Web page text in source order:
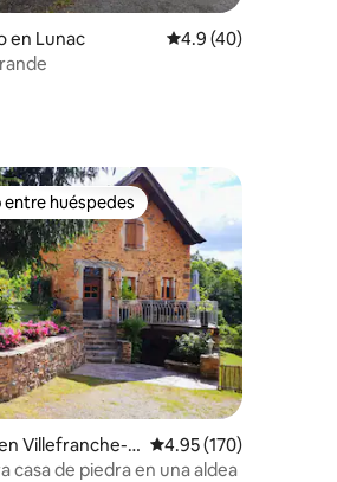
de 5; 140 evaluaciones
en Lunac Calificación
4.9 (40)
de 5; 227 evaluaciones
en Favorito entre huéspedes
entre huéspedes
Villefranche-d Calificación promedio:
4.95 (170)
casa de piedra en una aldea